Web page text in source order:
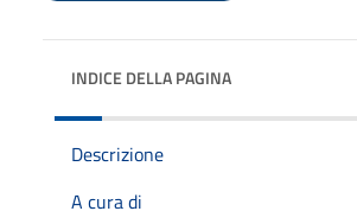
INDICE DELLA PAGINA
Descrizione
A cura di